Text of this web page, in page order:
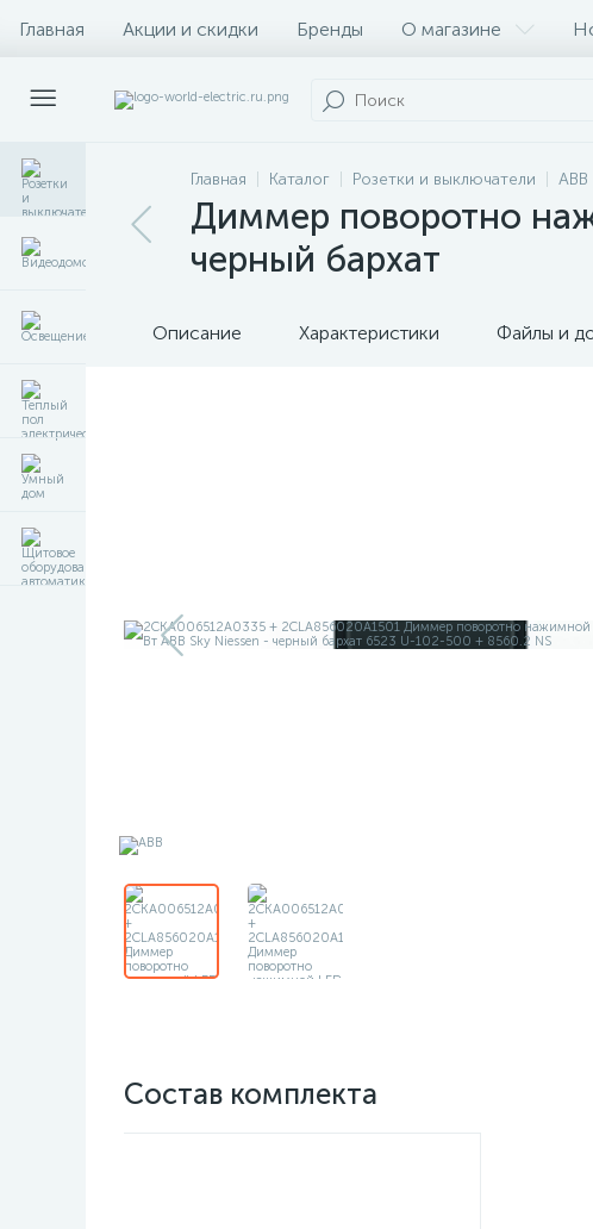
Главная Акции и скидки Бренды О магазине
Главная Каталог Розетки и выключатели ABB
Диммер поворотно
черный бархат
Описание Характеристики Файлы и
Состав комплекта